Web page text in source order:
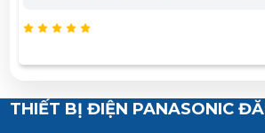
332 980
THIẾT BỊ ĐIỆN PANASONIC